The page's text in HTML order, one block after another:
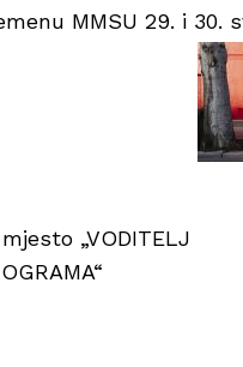
MMSU 29. i 30.
„VODITELJ